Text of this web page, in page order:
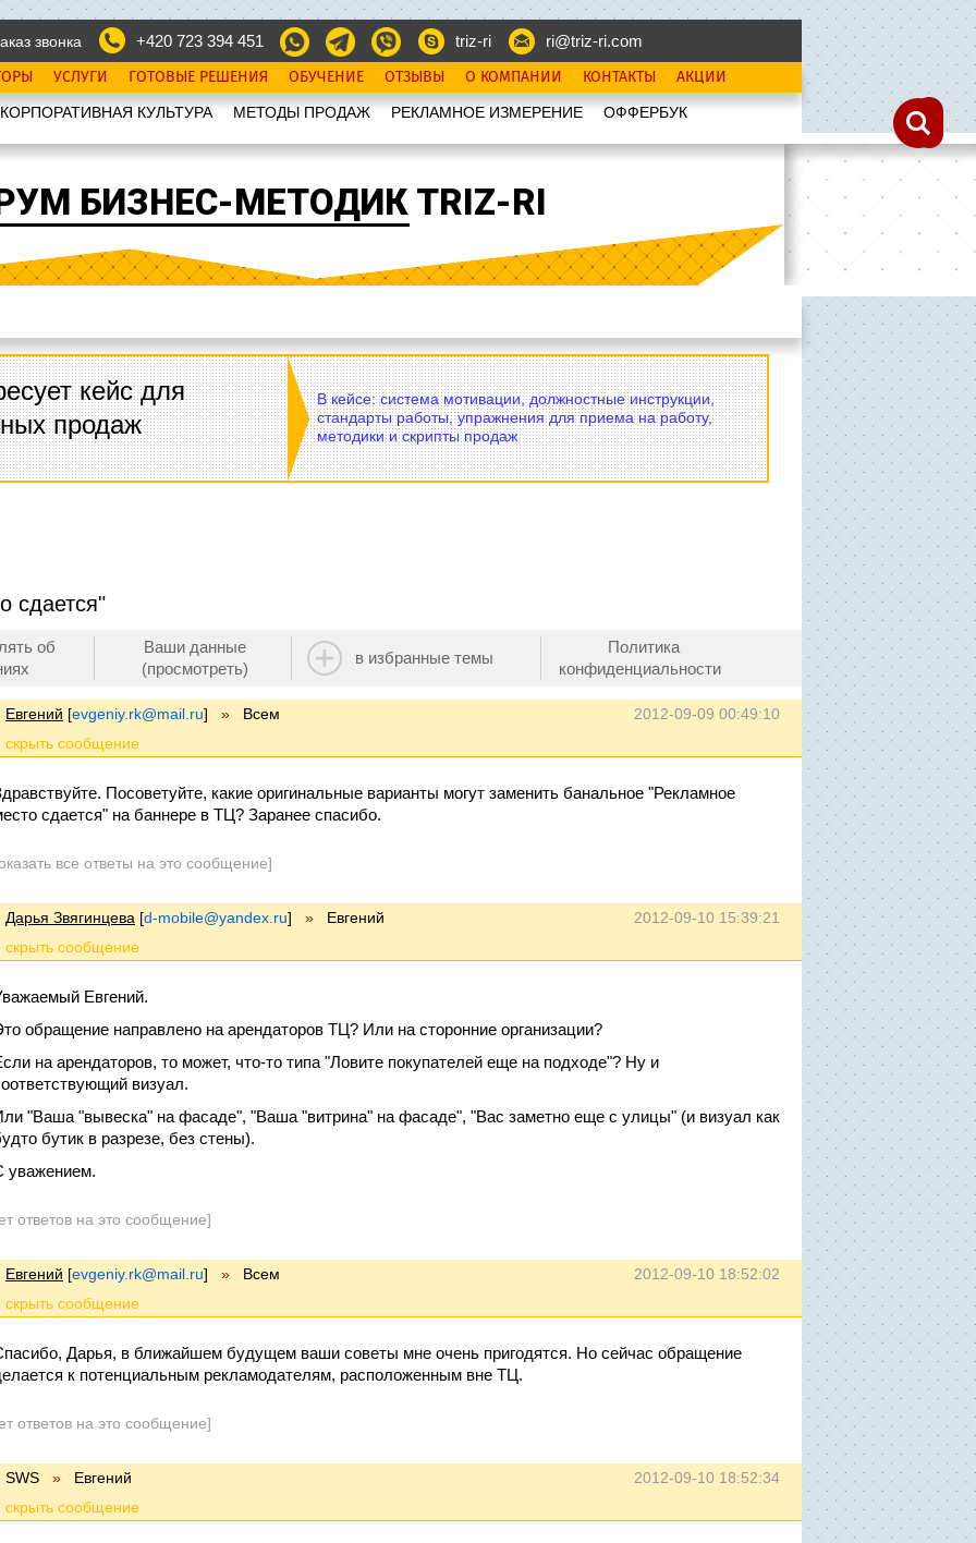
звонка +420 723 394 451 triz-ri ri@triz-ri.com
УСЛУГИ ГОТОВЫЕ РЕШЕНИЯ ОБУЧЕНИЕ ОТЗЫВЫ О КОМПАНИИ КОНТАКТЫ АКЦИИ
КОРПОРАТИВНАЯ КУЛЬТУРА МЕТОДЫ ПРОДАЖ РЕКЛАМНОЕ ИЗМЕРЕНИЕ OФФЕРБУК
БИЗНЕС-МЕТОДИК TRIZ-RI
кейс для
продаж
В кейсе: система мотивации, должностные инструкции,
стандарты работы, упражнения для приема на работу,
методики и скрипты продаж
сдается"
об
Ваши данные
(просмотреть)
в избранные темы
Политика
конфиденциальности
2012-09-09 00:49:10
Евгений [evgeniy.rk@mail.ru] » Всем
Посоветуйте, какие оригинальные варианты могут заменить банальное "Рекламное
сдается" на баннере в ТЦ? Заранее спасибо.
все ответы на это сообщение]
2012-09-10 15:39:21
Дарья Звягинцева [d-mobile@yandex.ru] » Евгений
Евгений.
обращение направлено на арендаторов ТЦ? Или на сторонние организации?
на арендаторов, то может, что-то типа "Ловите покупателей еще на подходе"? Ну и
визуал.
"Ваша "вывеска" на фасаде", "Ваша "витрина" на фасаде", "Вас заметно еще с улицы" (и визуал как
бутик в разрезе, без стены).
уважением.
ответов на это сообщение]
2012-09-10 18:52:02
Евгений [evgeniy.rk@mail.ru] » Всем
Дарья, в ближайшем будущем ваши советы мне очень пригодятся. Но сейчас обращение
к потенциальным рекламодателям, расположенным вне ТЦ.
ответов на это сообщение]
2012-09-10 18:52:34
SWS » Евгений